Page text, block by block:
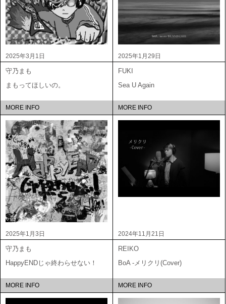
2025年3月1日
守乃まも
まもってほしいの。
MORE INFO
2025年1月29日
FUKI
Sea U Again
MORE INFO
2025年1月3日
守乃まも
HappyENDじゃ終わらせない！
MORE INFO
2024年11月21日
REIKO
BoA -メリクリ(Cover)
MORE INFO